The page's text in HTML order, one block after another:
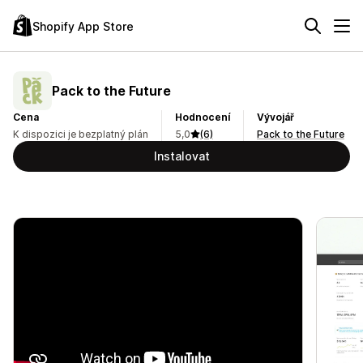
Shopify App Store
Pack to the Future
Cena
K dispozici je bezplatný plán
Hodnocení
5,0
(6)
Vývojář
Pack to the Future
Instalovat